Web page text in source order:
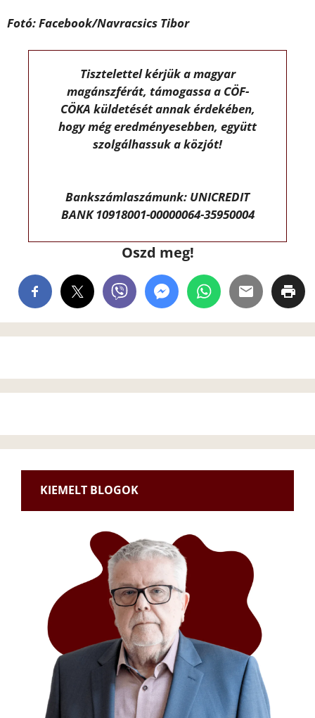
Fotó: Facebook/Navracsics Tibor
Tisztelettel kérjük a magyar
magánszférát, támogassa a CÖF-
CÖKA küldetését annak érdekében,
hogy még eredményesebben, együtt
szolgálhassuk a közjót!
Bankszámlaszámunk: UNICREDIT
BANK 10918001-00000064-35950004
Oszd meg!
KIEMELT BLOGOK